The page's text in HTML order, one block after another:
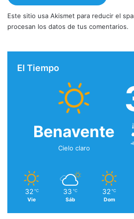
Este sitio usa Akismet para reducir el
procesan los datos de tus comentarios.
El Tiempo
Benavente
Cielo claro
32 ℃
Vie
33 ℃
Sáb
32 ℃
Dom